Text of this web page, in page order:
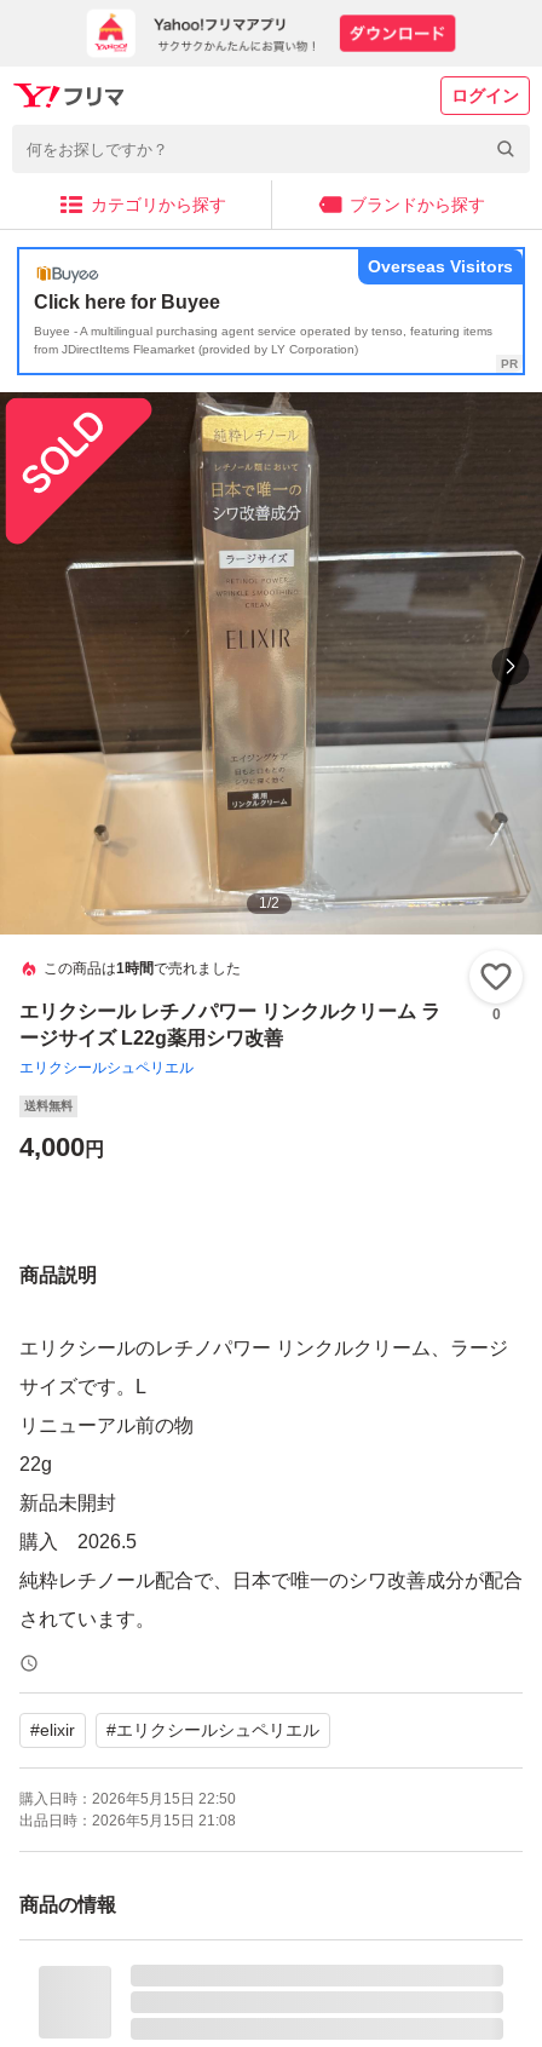
ログイン
カテゴリから探す ブランドから探す
Click here for Buyee
Buyee - A multilingual purchasing agent service operated by tenso, featuring items
from JDirectItems Fleamarket (provided by LY Corporation)
Overseas Visitors
1/2
この商品は1時間で売れました
エリクシール レチノパワー リンクルクリーム ラ
ージサイズ L22g薬用シワ改善
エリクシールシュペリエル
0
送料無料
4,000円
商品説明
エリクシールのレチノパワー リンクルクリーム、ラージ
サイズです。L
リニューアル前の物
22g
新品未開封
購入 2026.5
純粋レチノール配合で、日本で唯一のシワ改善成分が配合
されています。
エイジングケアとして、目もと口もとのシワに深く効く薬
用リンクルクリームです。
#elixir #エリクシールシュペリエル
購入日時： 2026年5月15日 22:50
出品日時： 2026年5月15日 21:08
商品の情報